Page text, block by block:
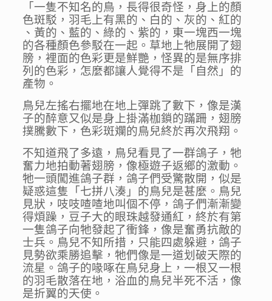
「一隻不知名的鳥，長得很奇怪，身上的顏
色斑駁，羽毛上有黑的、白的、灰的、紅的
、黃的、藍的、綠的、紫的，東一塊西一塊
的各種顏色參駁在一起。草地上牠展開了翅
膀，裡面的色彩更是鮮艷，怪異的是無序排
列的色彩，怎麼都讓人覺得不是「自然」的
產物。
鳥兒左搖右擺地在地上彈跳了數下，像是漢
子的醉意又似是身上掛滿枷鎖的蹣跚，翅膀
撲騰數下，色彩斑斕的鳥兒終於再次飛翔。
不知道飛了多遠，鳥兒看見了一群鴿子，牠
奮力地拍動著翅膀，像極遊子返鄉的激動。
牠一頭闖進鴿子群，鴿子們受驚散開，似是
疑惑這隻「七拼八湊」的鳥兒是甚麼。鳥兒
見狀，吱吱喳喳地叫個不停，鴿子們漸漸變
得煩躁，豆子大的眼珠越發通紅，終於有第
一隻鴿子向牠發起了衝鋒，像是奮勇抗敵的
士兵。鳥兒不知所措，只能四處躲避，鴿子
見勢欲乘勝追擊，牠們像是一道划破天際的
流星。鴿子的喙啄在鳥兒身上，一根又一根
的羽毛散落在地，浴血的鳥兒半死不活，像
是折翼的天使。